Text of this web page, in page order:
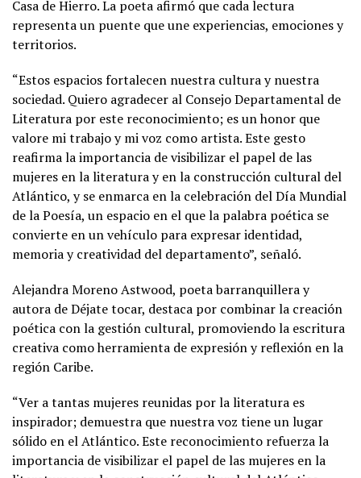
Casa de Hierro. La poeta afirmó que cada lectura
representa un puente que une experiencias, emociones y
territorios.
“Estos espacios fortalecen nuestra cultura y nuestra
sociedad. Quiero agradecer al Consejo Departamental de
Literatura por este reconocimiento; es un honor que
valore mi trabajo y mi voz como artista. Este gesto
reafirma la importancia de visibilizar el papel de las
mujeres en la literatura y en la construcción cultural del
Atlántico, y se enmarca en la celebración del Día Mundial
de la Poesía, un espacio en el que la palabra poética se
convierte en un vehículo para expresar identidad,
memoria y creatividad del departamento”, señaló.
Alejandra Moreno Astwood, poeta barranquillera y
autora de Déjate tocar, destaca por combinar la creación
poética con la gestión cultural, promoviendo la escritura
creativa como herramienta de expresión y reflexión en la
región Caribe.
“Ver a tantas mujeres reunidas por la literatura es
inspirador; demuestra que nuestra voz tiene un lugar
sólido en el Atlántico. Este reconocimiento refuerza la
importancia de visibilizar el papel de las mujeres en la